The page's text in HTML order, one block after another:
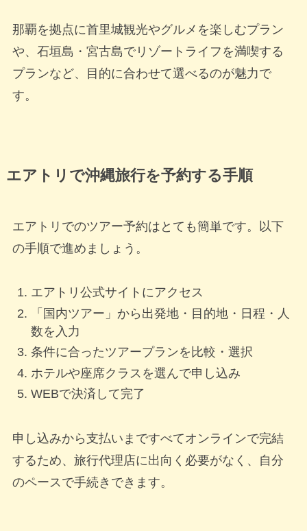
那覇を拠点に首里城観光やグルメを楽しむプラン
や、石垣島・宮古島でリゾートライフを満喫する
プランなど、目的に合わせて選べるのが魅力で
す。
エアトリで沖縄旅行を予約する手順
エアトリでのツアー予約はとても簡単です。以下
の手順で進めましょう。
エアトリ公式サイトにアクセス
「国内ツアー」から出発地・目的地・日程・人
数を入力
条件に合ったツアープランを比較・選択
ホテルや座席クラスを選んで申し込み
WEBで決済して完了
申し込みから支払いまですべてオンラインで完結
するため、旅行代理店に出向く必要がなく、自分
のペースで手続きできます。